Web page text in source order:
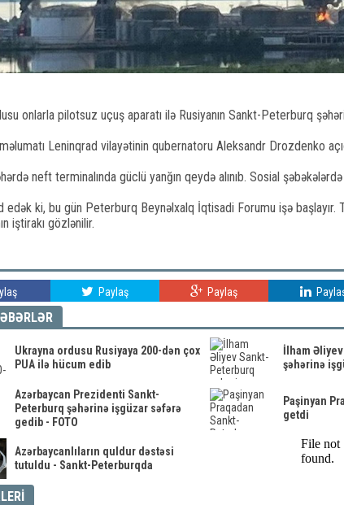
onlarla pilotsuz uçuş aparatı ilə Rusiyanın Sankt-Peterburq
Leninqrad vilayətinin qubernatoru Aleksandr Drozdenko
neft terminalında güclü yanğın qeydə alınıb. Sosial şəbəkələrdə
edək ki, bu gün Peterburq Beynəlxalq İqtisadi Forumu işə başlayır.
iştirakı gözlənilir.
Paylaş Paylaş
Ukrayna ordusu Rusiyaya 200-dən çox
PUA ilə hücum edib
İlham
şəhərinə
Azərbaycan Prezidenti Sankt-
Peterburq şəhərinə işgüzar səfərə
gedib - FOTO
Paşinyan
getdi
Azərbaycanlıların quldur dəstəsi
tutuldu - Sankt-Peterburqda